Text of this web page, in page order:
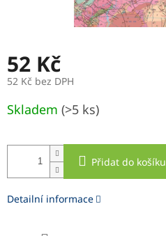
52 Kč
52 Kč bez DPH
cena:
Skladem (>5 ks)
Přidat do košíku
Detailní informace